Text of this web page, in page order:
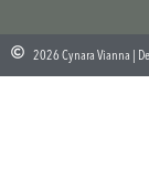
2026 Cynara Vianna |